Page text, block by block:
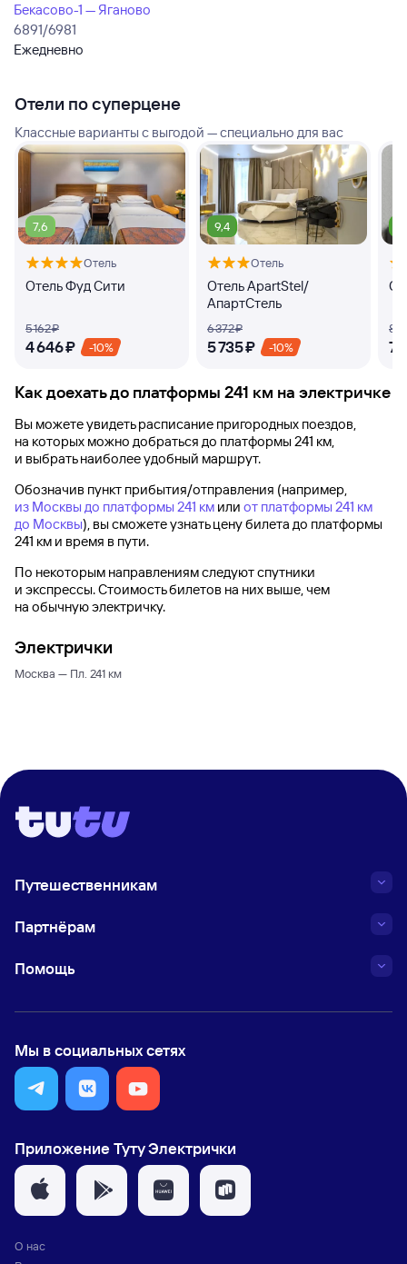
Бекасово-1 — Яганово
6891/6981
Ежедневно
Отели по суперцене
Классные варианты с выгодой — специально для вас
7,6
Отель
Отель Фуд Сити
5 ⁠162 ⁠₽
4 ⁠646 ⁠₽ -10%
9,4
Отель
Отель ApartStel/
АпартСтель
6 ⁠372 ⁠₽
5 ⁠735 ⁠₽ -10%
8
7
Как доехать до платформы 241 км на электричке
Вы можете увидеть расписание пригородных поездов,
на которых можно добраться до платформы 241 км,
и выбрать наиболее удобный маршрут.
Обозначив пункт прибытия/отправления (например,
из Москвы до платформы 241 км или от платформы 241 км
до Москвы), вы сможете узнать цену билета до платформы
241 км и время в пути.
По некоторым направлениям следуют спутники
и экспрессы. Стоимость билетов на них выше, чем
на обычную электричку.
Электрички
Москва — Пл. 241 км
Путешественникам
Партнёрам
Помощь
Мы в социальных сетях
Приложение Туту Электрички
О нас